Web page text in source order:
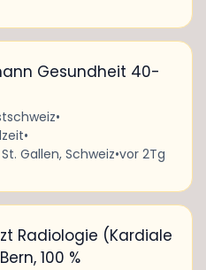
Gesundheit 40-
•
•
Gallen, Schweiz•vor 2Tg
Radiologie (Kardiale
100 %